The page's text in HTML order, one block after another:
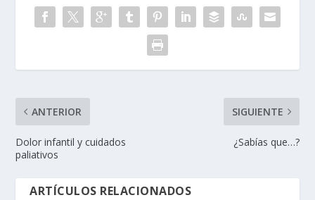
ANTERIOR
Dolor infantil y cuidados
paliativos
SIGUIENTE
¿Sabías que…?
ARTÍCULOS RELACIONADOS